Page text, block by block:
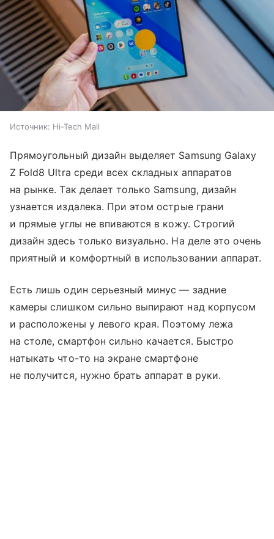
Источник: Hi-Tech Mail
Прямоугольный дизайн выделяет Samsung Galaxy
Z Fold8 Ultra среди всех складных аппаратов
на рынке. Так делает только Samsung, дизайн
узнается издалека. При этом острые грани
и прямые углы не впиваются в кожу. Строгий
дизайн здесь только визуально. На деле это очень
приятный и комфортный в использовании аппарат.
Есть лишь один серьезный минус — задние
камеры слишком сильно выпирают над корпусом
и расположены у левого края. Поэтому лежа
на столе, смартфон сильно качается. Быстро
натыкать что-то на экране смартфоне
не получится, нужно брать аппарат в руки.